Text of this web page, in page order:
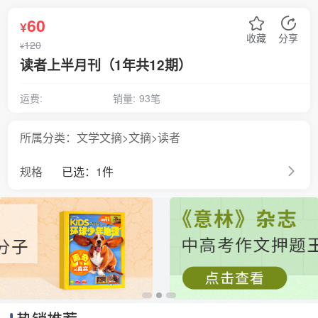
¥60
¥120 收藏 分享
读者上半月刊（1年共12期）
运费: 销量: 93笔
所属分类：文学文摘>文摘>读者
规格 已选：1件